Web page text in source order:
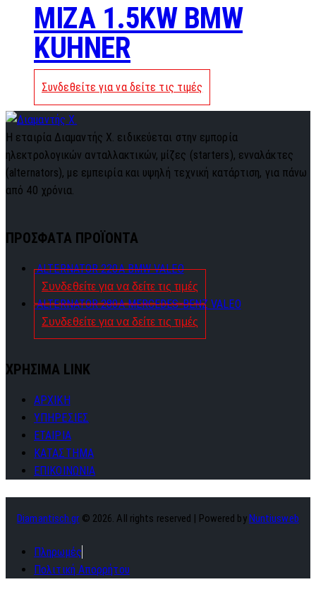
MIZA 1.5KW BMW
KUHNER
Συνδεθείτε για να δείτε τις τιμές
Η εταιρία Διαμαντής Χ. ειδικεύεται στην εμπορία
ηλεκτρολογικών ανταλλακτικών, μίζες (starters), ενναλάκτες
(alternators), με εμπειρία και υψηλή τεχνική κατάρτιση, για πάνω
από 40 χρόνια.
ΠΡΟΣΦΑΤΑ ΠΡΟΪΟΝΤΑ
ALTERNATOR 220A BMW VALEO
Συνδεθείτε για να δείτε τις τιμές
ALTERNATOR 280A MERCEDES-BENZ VALEO
Συνδεθείτε για να δείτε τις τιμές
ΧΡΗΣΙΜΑ LINK
ΑΡΧΙΚΗ
ΥΠΗΡΕΣΙΕΣ
ΕΤΑΙΡΙΑ
ΚΑΤΑΣΤΗΜΑ
ΕΠΙΚΟΙΝΩΝΙΑ
Diamantisch.gr © 2026. All rights reserved | Powered by Nuntiusweb
Πληρωμές
Πολιτική Απορρήτου